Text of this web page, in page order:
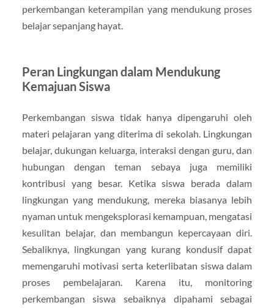
perkembangan keterampilan yang mendukung proses
belajar sepanjang hayat.
Peran Lingkungan dalam Mendukung
Kemajuan Siswa
Perkembangan siswa tidak hanya dipengaruhi oleh
materi pelajaran yang diterima di sekolah. Lingkungan
belajar, dukungan keluarga, interaksi dengan guru, dan
hubungan dengan teman sebaya juga memiliki
kontribusi yang besar. Ketika siswa berada dalam
lingkungan yang mendukung, mereka biasanya lebih
nyaman untuk mengeksplorasi kemampuan, mengatasi
kesulitan belajar, dan membangun kepercayaan diri.
Sebaliknya, lingkungan yang kurang kondusif dapat
memengaruhi motivasi serta keterlibatan siswa dalam
proses pembelajaran. Karena itu, monitoring
perkembangan siswa sebaiknya dipahami sebagai